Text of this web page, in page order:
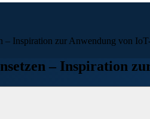
– Inspiration zur Anwendung von
– Inspiration